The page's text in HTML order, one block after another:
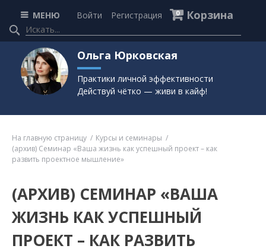
МЕНЮ Войти Регистрация 0 Корзина
Ольга Юрковская
Практики личной эффективности
Действуй чётко — живи в кайф!
На главную страницу
Курсы и семинары
(архив) Семинар «Ваша жизнь как успешный проект – как
развить проектное мышление»
(АРХИВ) СЕМИНАР «ВАША
ЖИЗНЬ КАК УСПЕШНЫЙ
ПРОЕКТ – КАК РАЗВИТЬ